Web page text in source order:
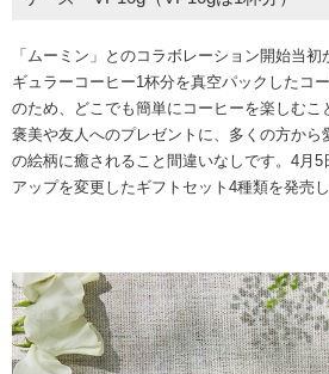
「ムーミン」とのコラボレーション開始当
ギュラーコーヒー1杯分を真空パックしたコ
のため、どこでも簡単にコーヒーを楽しむこ
褒美や友人へのプレゼントに、多くの方から
の絵柄に癒されること間違いなしです。4月
アップを変更したギフトセット4種類を発売し